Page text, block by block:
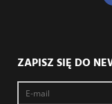
ZAPISZ SIĘ DO